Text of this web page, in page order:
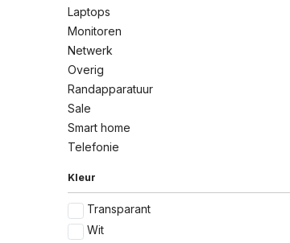
Laptops
Monitoren
Netwerk
Overig
Randapparatuur
Sale
Smart home
Telefonie
Kleur
Transparant
Wit